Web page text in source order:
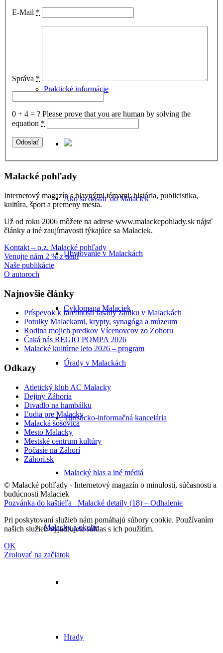
Praktické informácie
Ako sa dostať do Malaciek
Ubytovanie v Malackách
Cyklomapa Malaciek
Úrady v Malackách
Turisticko-informačná kancelária
Malacký hlas a iné médiá
Malacky a okolie
Hrady
E-Mail *
Správa *
0 + 4 = ? Please prove that you are human by solving the
equation *
Malacké pohľady
Internetový magazín s hlavnými témami: história, publicistika,
kultúra, šport a premeny mesta.
Už od roku 2006 môžete na adrese www.malackepohlady.sk nájsť
články a iné zaujímavosti týkajúce sa Malaciek.
Kontakt – o.z. Malacké pohľady
Venujte nám 2 % z daní
Naše publikácie
O autoroch
Najnovšie články
Príspevok k farebnosti fasády zámku v Malackách
Potulky Malackami, krypty, synagóga a múzeum
Rodina mojich predkov Vícenovcov zo Zohoru
Čaká nás REGIO POMPA 2026
Malacké kultúrne leto 2026 – program
Odkazy
Atletický klub AC Malacky
Dejiny Záhoria
Divadlo na hambálku
Ľudia pre Malacky
Malacká šošovica
Mesto Malacky
Mestské centrum kultúry
Počasie na Záhorí
Záhorí.sk
© Malacké pohľady - Internetový magazín o minulosti, súčasnosti a
budúcnosti Malaciek
Pozvánka do kaštieľa
Malacké detaily (18) – Odhalenie
Pri poskytovaní služieb nám pomáhajú súbory cookie. Používaním
našich služieb vyjadrujete súhlas s ich použitím.
OK
Zrolovať na začiatok